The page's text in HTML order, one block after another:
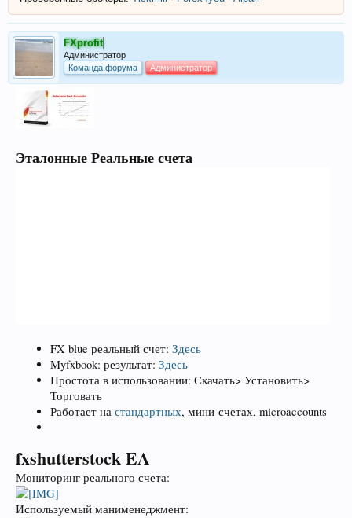
FXprofit
Администратор
Команда форума
Администратор
Эталонные Реальные счета
FX blue реальный счет: Здесь
Myfxbook: результат: Здесь
Простота в использовании: Скачать> Установить>
Торговать
Работает на стандартных, мини-счетах, microaccounts
fxshutterstock EA
Мониторинг реального счета:
Используемый манименеджмент: